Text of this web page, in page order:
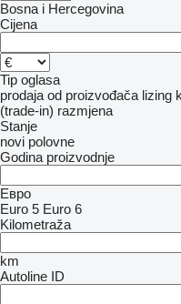
Bosna i Hercegovina
Cijena
Tip oglasa
prodaja od proizvođača lizing
(trade-in) razmjena
Stanje
novi polovne
Godina proizvodnje
Евро
Euro 5 Euro 6
Kilometraža
km
Autoline ID